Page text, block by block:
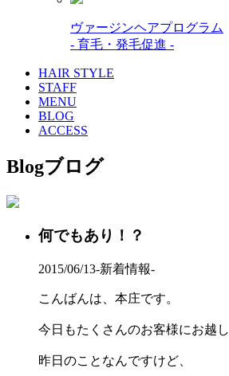
ヴァージンヘアプログラム
- 育毛・発毛促進 -
HAIR STYLE
STAFF
MENU
BLOG
ACCESS
Blogブログ
何でもあり！？
2015/06/13-新着情報-
こんばんは、本庄です。
今日もたくさんのお客様にお越
昨日のことなんですけど、